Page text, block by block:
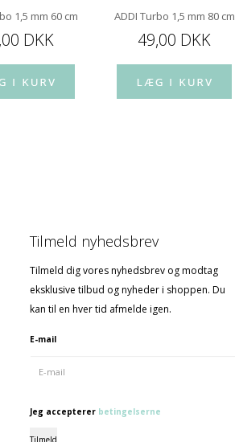
1,5 mm 60 cm
DKK
ADDI Turbo 1,5 mm 80 cm
49,00 DKK
Tilmeld nyhedsbrev
Tilmeld dig vores nyhedsbrev og modtag
eksklusive tilbud og nyheder i shoppen. Du
kan til en hver tid afmelde igen.
E-mail
Jeg accepterer betingelserne